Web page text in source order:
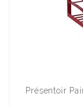
Présentoir